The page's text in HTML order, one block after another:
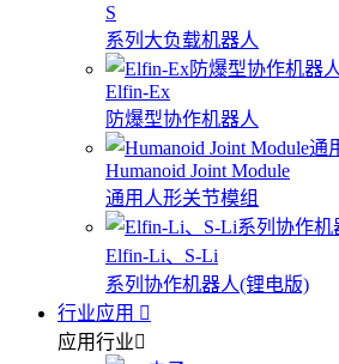
S
系列大负载机器人
Elfin-Ex
防爆型协作机器人
Humanoid Joint Module
通用人形关节模组
Elfin-Li、S-Li
系列协作机器人(锂电版)
行业应用
应用行业